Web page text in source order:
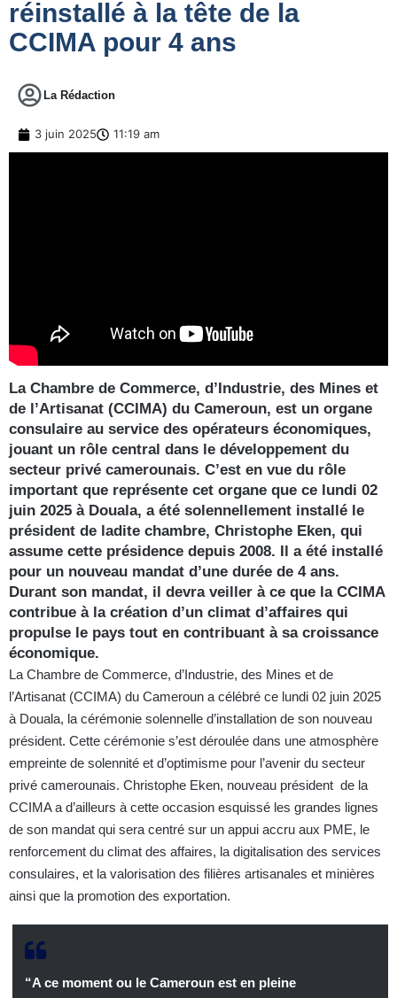
réinstallé à la tête de la
CCIMA pour 4 ans
La Rédaction
3 juin 2025 11:19 am
La Chambre de Commerce, d’Industrie, des Mines et
de l’Artisanat (CCIMA) du Cameroun, est un organe
consulaire au service des opérateurs économiques,
jouant un rôle central dans le développement du
secteur privé camerounais. C’est en vue du rôle
important que représente cet organe que ce lundi 02
juin 2025 à Douala, a été solennellement installé le
président de ladite chambre, Christophe Eken, qui
assume cette présidence depuis 2008. Il a été installé
pour un nouveau mandat d’une durée de 4 ans.
Durant son mandat, il devra veiller à ce que la CCIMA
contribue à la création d’un climat d’affaires qui
propulse le pays tout en contribuant à sa croissance
économique.
La Chambre de Commerce, d’Industrie, des Mines et de
l’Artisanat (CCIMA) du Cameroun a célébré ce lundi 02 juin 2025
à Douala, la cérémonie solennelle d’installation de son nouveau
président. Cette cérémonie s’est déroulée dans une atmosphère
empreinte de solennité et d’optimisme pour l’avenir du secteur
privé camerounais. Christophe Eken, nouveau président de la
CCIMA a d’ailleurs à cette occasion esquissé les grandes lignes
de son mandat qui sera centré sur un appui accru aux PME, le
renforcement du climat des affaires, la digitalisation des services
consulaires, et la valorisation des filières artisanales et minières
ainsi que la promotion des exportation.
“A ce moment ou le Cameroun est en pleine